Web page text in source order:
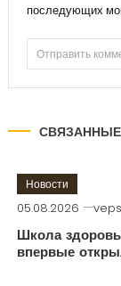
последующих
Новости
05.08.2026
Школа
впервые